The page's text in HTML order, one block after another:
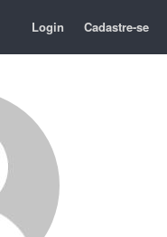
Login Cadastre-se